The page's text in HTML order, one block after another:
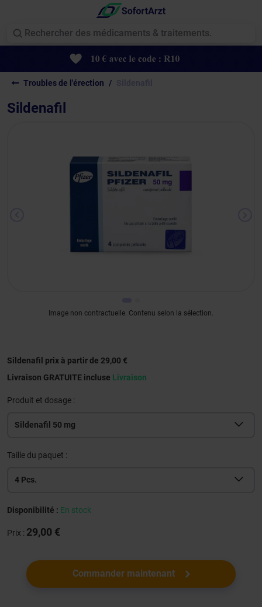
Troubles de l'érection
Sildenafil
Image non contractuelle. Contenu selon la sélection.
Sildenafil prix à partir de 29,00 €
Livraison GRATUITE incluse Livraison
Produit et dosage :
Sildenafil 50 mg
Taille du paquet :
4 Pcs.
Disponibilité : En stock
Prix : 29,00 €
Commander maintenant